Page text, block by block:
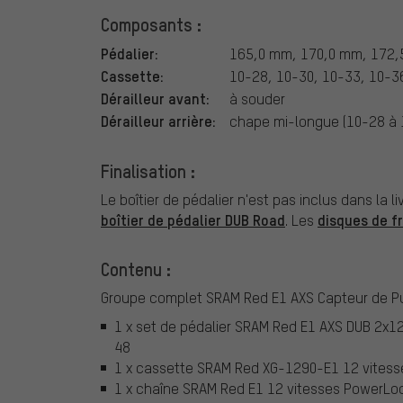
Composants :
Pédalier: 165,0 mm, 170,0 mm,
Cassette: 10-28, 10-30, 10-33, 10-
Dérailleur avant: à souder
Dérailleur arrière: chape mi-longue (10-28 à
Finalisation :
Le boîtier de pédalier n'est pas inclus dans la
boîtier de pédalier DUB Road. Les disques de
Contenu :
Groupe complet SRAM Red E1 AXS Capteur
1 x set de pédalier SRAM Red E1 AXS DUB
48
1 x cassette SRAM Red XG-1290-E1 12
1 x chaîne SRAM Red E1 12 vitesses